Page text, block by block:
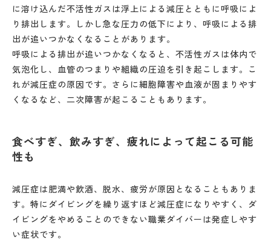
に溶け込んだ不活性ガスは浮上による減圧とともに呼吸によ
り排出します。しかし急な圧力の低下により、呼吸による排
出が追いつかなくなることがあります。
呼吸による排出が追いつかなくなると、不活性ガスは体内で
気泡化し、血管のつまりや組織の圧迫を引き起こします。こ
れが減圧症の原因です。さらに細胞障害や血液が固まりやす
くなるなど、二次障害が起こることもあります。
食べすぎ、飲みすぎ、疲れによって起こる可能
性も
減圧症は肥満や飲酒、脱水、疲労が原因となることもありま
す。特にダイビングを繰り返すほど減圧症になりやすく、ダ
イビングをやめることのできない職業ダイバーは発症しやす
い症状です。